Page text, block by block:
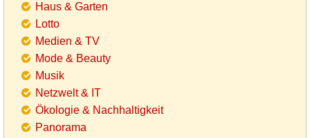
Haus & Garten
Lotto
Medien & TV
Mode & Beauty
Musik
Netzwelt & IT
Ökologie & Nachhaltigkeit
Panorama